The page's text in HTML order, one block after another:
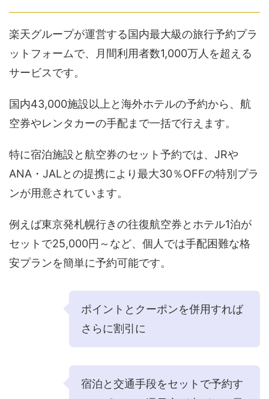
楽天グループが運営する国内最大級の旅行予約プラ
ットフォームで、月間利用者数1,000万人を超える
サービスです。
国内43,000施設以上と海外ホテルの予約から、航
空券やレンタカーの手配まで一括で行えます。
特に宿泊施設と航空券のセット予約では、JRや
ANA・JALとの提携により最大30％OFFの特別プラ
ンが用意されています。
例えば東京発札幌行きの往復航空券とホテル1泊が
セットで25,000円～など、個人では手配困難な格
安プランを簡単に予約可能です。
ポイントとクーポンを併用すれば
さらに割引に
宿泊と交通手段をセットで予約す